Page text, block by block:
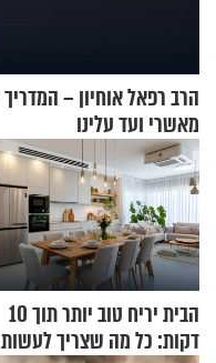
הרב רפאל אוחיון –
מאשרי ועד עלינו
הבית יריח טוב יותר תוך 10
דקות: כל מה שצריך לעשות